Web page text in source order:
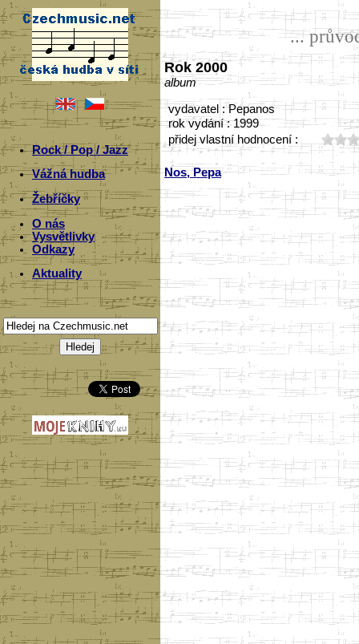
Rock / Pop / Jazz
Vážná hudba
Žebříčky
O nás
Vysvětlivky
Odkazy
Aktuality
...
Rok 2000
album
vydavatel : Pepanos
rok vydání : 1999
přidej vlastní hodnocení :
Nos, Pepa